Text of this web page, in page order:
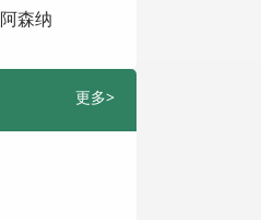
阿森纳
更多>